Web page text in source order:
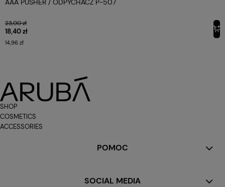
AAA PUSHER / ODPYCHACZ P-507
23,00 zł
18,40 zł
14,96 zł
SHOP
COSMETICS
ACCESSORIES
POMOC
SOCIAL MEDIA